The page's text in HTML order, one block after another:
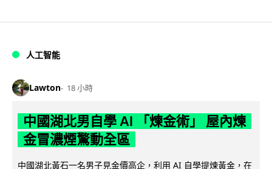
人工智能
Lawton 18 小時
中國湖北男自學 AI 「煉金術」 屋內煉
金冒濃煙驚動全區
中國湖北黃石一名男子見金價高企，利用 AI 自學提煉黃金，在